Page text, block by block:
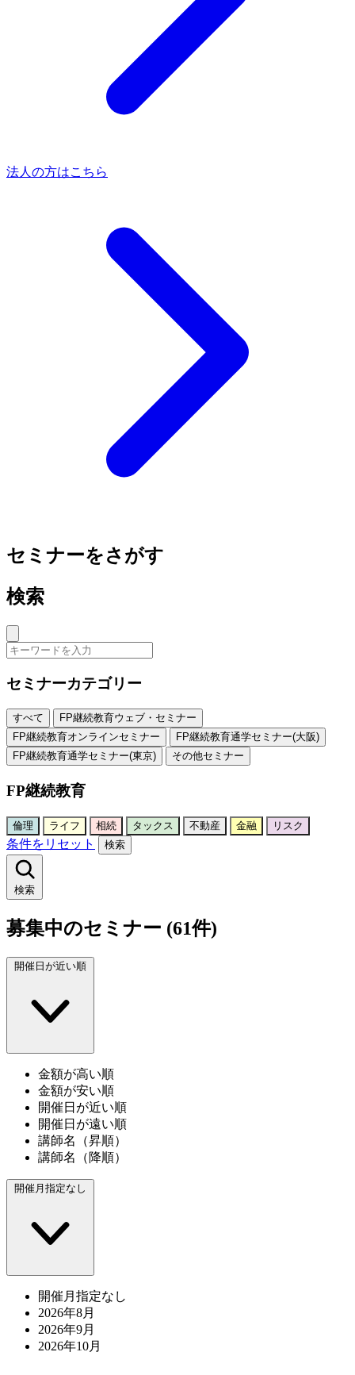
法人の方はこちら
セミナーをさがす
検索
セミナーカテゴリー
すべて
FP継続教育ウェブ・セミナー
FP継続教育オンラインセミナー
FP継続教育通学セミナー(大阪)
FP継続教育通学セミナー(東京)
その他セミナー
FP継続教育
倫理 ライフ 相続 タックス 不動産 金融 リスク
条件をリセット 検索
検索
募集中のセミナー (61件)
開催日が近い順
金額が高い順
金額が安い順
開催日が近い順
開催日が遠い順
講師名（昇順）
講師名（降順）
開催月指定なし
開催月指定なし
2026年8月
2026年9月
2026年10月